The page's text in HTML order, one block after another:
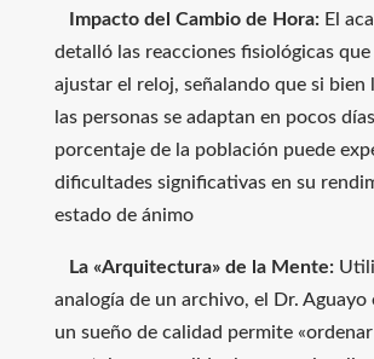
Impacto del Cambio de Hora:El
detalló las reacciones fisiológicas que
ajustar el reloj, señalando que si bien
las personas se adaptan en pocos
porcentaje de la población puede
dificultades significativas en su
estado de ánimo
La «Arquitectura» de la Mente:
analogía de un archivo, el Dr. Aguayo
un sueño de calidad permite